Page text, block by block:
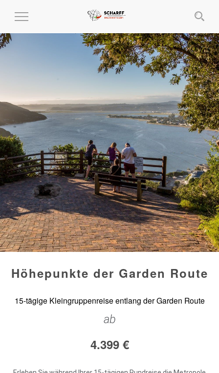
MENÜ
Höhepunkte der Garden Route
15-tägige Kleingruppenreise entlang der Garden Route
ab
4.399 €